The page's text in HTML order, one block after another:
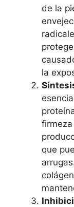
de la
la
que